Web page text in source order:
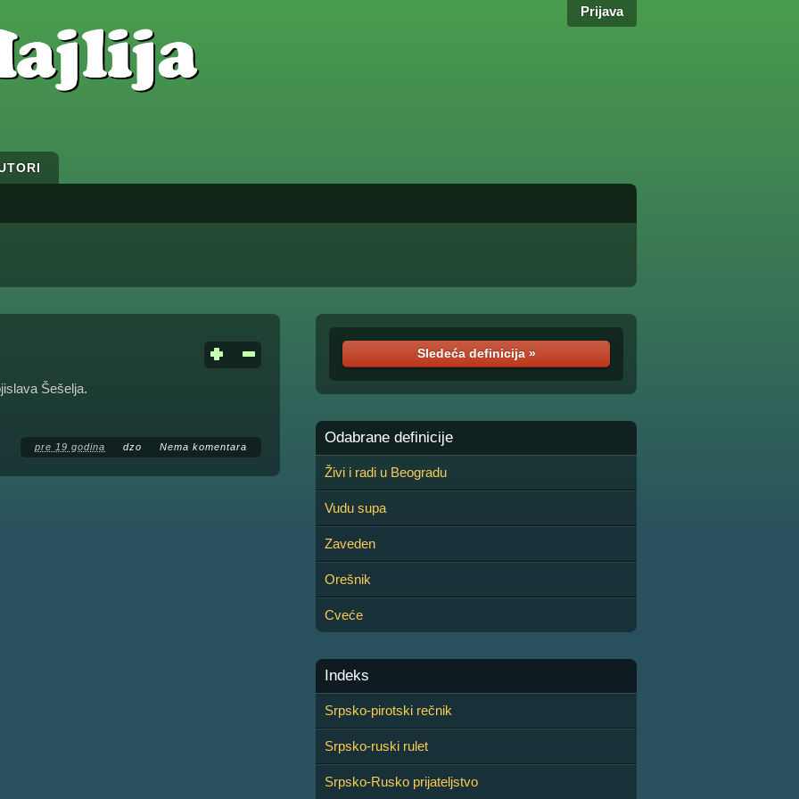
Prijava
Šešelja.
pre 19 godina dzo Nema komentara
Sledeća definicija »
Odabrane definicije
Živi i radi u Beogradu
Vudu supa
Zaveden
Orešnik
Cveće
Indeks
Srpsko-pirotski rečnik
Srpsko-ruski rulet
Srpsko-Rusko prijateljstvo